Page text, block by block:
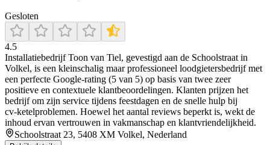
Gesloten
4.5
Installatiebedrijf Toon van Tiel, gevestigd aan de Schoolstraat in
Volkel, is een kleinschalig maar professioneel loodgietersbedrijf met
een perfecte Google‑rating (5 van 5) op basis van twee zeer
positieve en contextuele klantbeoordelingen. Klanten prijzen het
bedrijf om zijn service tijdens feestdagen en de snelle hulp bij
cv‑ketelproblemen. Hoewel het aantal reviews beperkt is, wekt de
inhoud ervan vertrouwen in vakmanschap en klantvriendelijkheid.
Schoolstraat 23, 5408 XM Volkel, Nederland